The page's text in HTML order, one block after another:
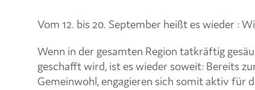
Vom 12. bis 20. September heißt es wieder :
Wenn in der gesamten Region tatkräftig
geschafft wird, ist es wieder soweit: Bereits
Gemeinwohl, engagieren sich somit aktiv für